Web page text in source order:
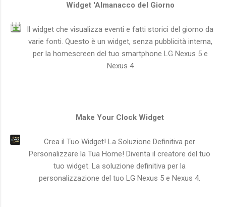
Widget 'Almanacco del Giorno
Il widget che visualizza eventi e fatti storici del giorno da
varie fonti. Questo è un widget, senza pubblicità interna,
per la homescreen del tuo smartphone LG Nexus 5 e
Nexus 4
Make Your Clock Widget
Crea il Tuo Widget! La Soluzione Definitiva per
Personalizzare la Tua Home! Diventa il creatore del tuo
tuo widget. La soluzione definitiva per la
personalizzazione del tuo LG Nexus 5 e Nexus 4.